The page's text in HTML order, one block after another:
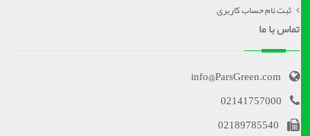
ثبت نام حساب کاربری
تماس با ما
info@ParsGreen.com
02141757000
02189785540